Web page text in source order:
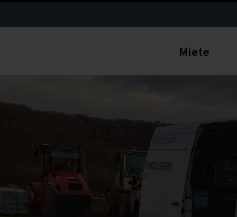
Miete